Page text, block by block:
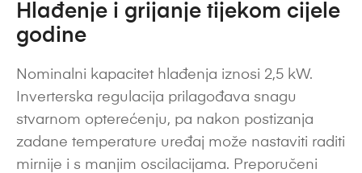
Hlađenje i grijanje tijekom cijele
godine
Nominalni kapacitet hlađenja iznosi 2,5 kW.
Inverterska regulacija prilagođava snagu
stvarnom opterećenju, pa nakon postizanja
zadane temperature uređaj može nastaviti raditi
mirnije i s manjim oscilacijama. Preporučeni